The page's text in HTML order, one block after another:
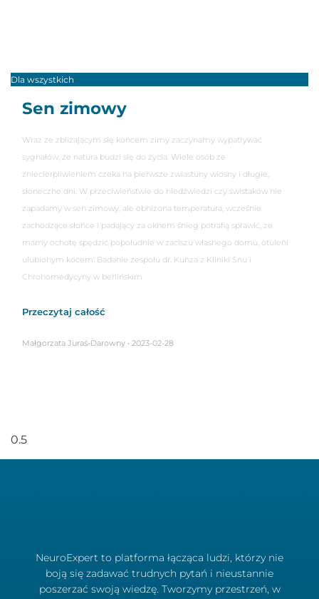
Dla wszystkich
Sen zimowy
Wraz ze zbliżającym się końcem zimy zaczynamy wypatrywać
sygnałów, że natura budzi się do życia. Wiele osób ze
zniecierpliwieniem czeka na pierwsze zwiastuny wiosny i długie,
słoneczne dni. W przeciwieństwie do niedźwiedzi czy świstaków nie
zapadamy w sen zimowy, ale obniżona temperatura, wcześnie
zachodzące słońce i padający za oknem śnieg potrafią sprawić, że
mamy ochotę spędzić popołudnie w zaciszu własnego domu, otuleni
ulubionym kocem. Badanie zespołu dr. Kunza z Kliniki Snu i
Chronomedycyny w berlińskim
Przeczytaj całość
Małgorzata Juraś-Darowny 2023-02-28
NeuroExpert to platforma łącząca ludzi, którzy nie
boją się zadawać trudnych pytań i nieustannie
poszerzać swoją wiedzę. Tworzymy przestrzeń, w